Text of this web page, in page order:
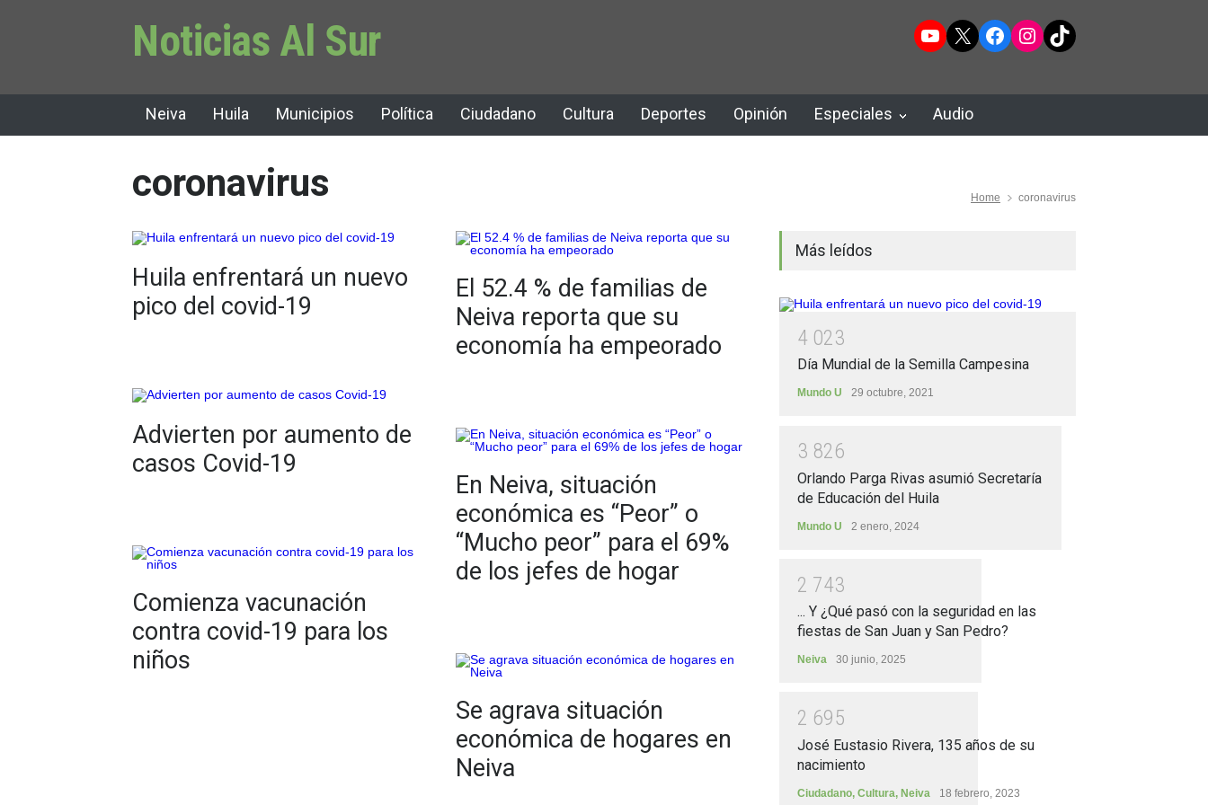
Noticias Al Sur YouTube
X Facebook
Instagram
TikTok
Neiva Huila Municipios Política Ciudadano Cultura Deportes Opinión Especiales Audio
coronavirus Home coronavirus
Huila enfrentará un nuevo
pico del covid-19
Advierten por aumento de
casos Covid-19
Comienza vacunación
contra covid-19 para los
niños
El 52.4 % de familias de
Neiva reporta que su
economía ha empeorado
En Neiva, situación
económica es “Peor” o
“Mucho peor” para el 69%
de los jefes de hogar
Se agrava situación
económica de hogares en
Neiva
Más leídos
4 023
Día Mundial de la Semilla Campesina
Mundo U 29 octubre, 2021
3 826
Orlando Parga Rivas asumió Secretaría
de Educación del Huila
Mundo U 2 enero, 2024
2 743
... Y ¿Qué pasó con la seguridad en las
fiestas de San Juan y San Pedro?
Neiva 30 junio, 2025
2 695
José Eustasio Rivera, 135 años de su
nacimiento
Ciudadano, Cultura, Neiva 18 febrero, 2023